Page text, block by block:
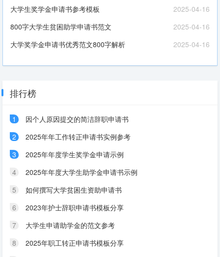
2025-04-16
大学生奖学金申请书参考模板
2025-04-16
800字大学生贫困助学申请书范文
2025-04-16
大学奖学金申请书优秀范文800字解析
排行榜
1
因个人原因提交的简洁辞职申请书
2
2025年年工作转正申请书实例参考
3
2025年年度学生奖学金申请示例
4
2025年年度大学生助学金申请书示例
5
如何撰写大学贫困生资助申请书
6
2023年护士辞职申请书模板分享
7
大学生申请助学金的范文参考
8
2025年职工转正申请书模板分享